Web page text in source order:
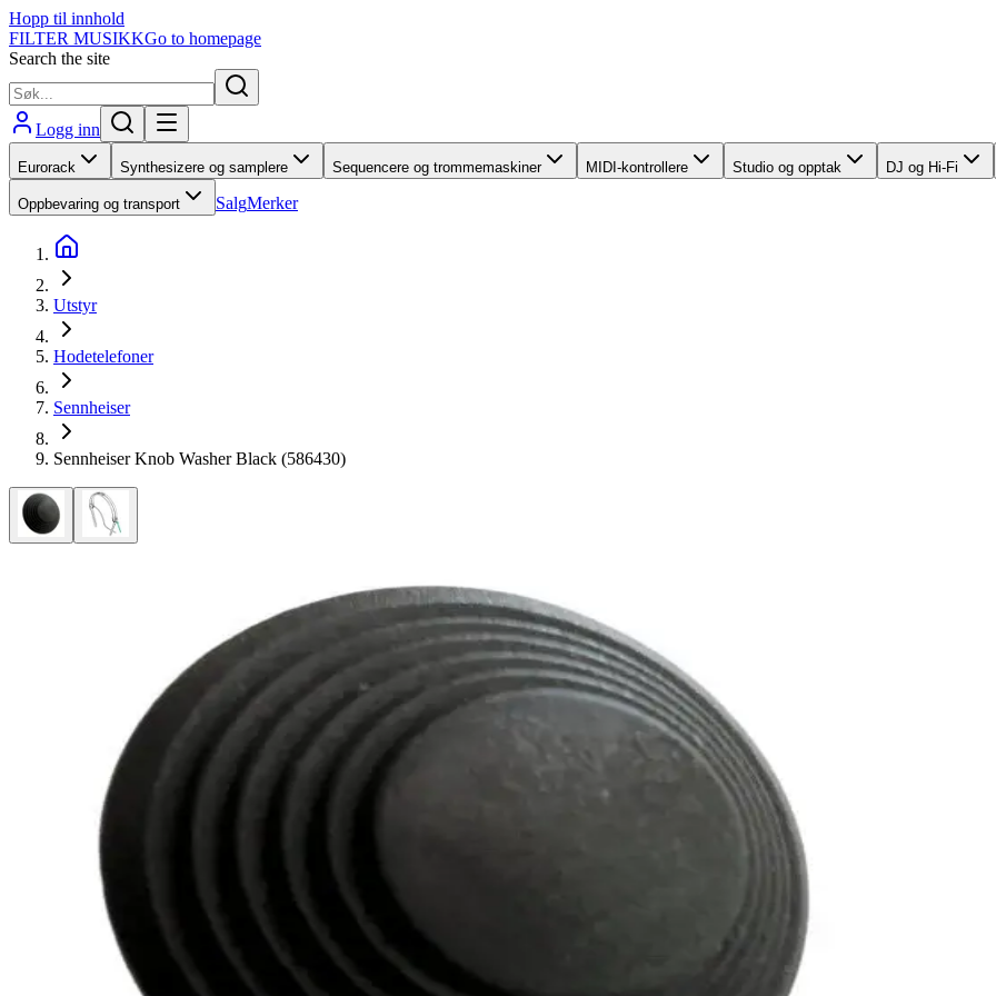
Hopp til innhold
FILTER MUSIKKGo to homepage
Search the site
Logg inn
Eurorack Synthesizere og samplere Sequencere og trommemaskiner MIDI-kontrollere Studio og opptak DJ og Hi-Fi
Oppbevaring og transport SalgMerker
Utstyr
Hodetelefoner
Sennheiser
Sennheiser Knob Washer Black (586430)